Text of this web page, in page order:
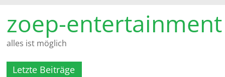
Inhalt
springen
zoep-entertainment
alles ist möglich
Letzte Beiträge